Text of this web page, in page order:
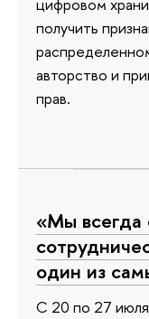
получить
авторство и
прав.
«Мы всегда
один из
С 20 по 27 июля